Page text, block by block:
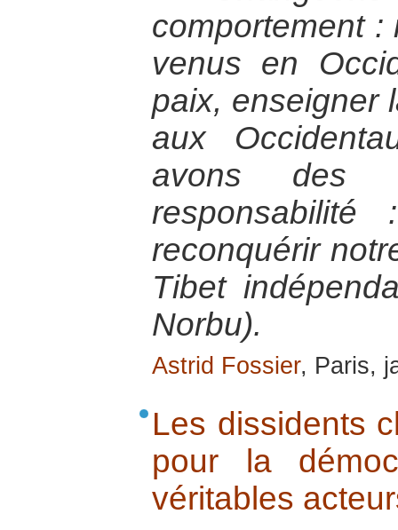
comportement
venus en
paix, enseigner
aux
avons des
reconquérir
Tibet
Norbu).
Astrid Fossier, Paris,
Les dissidents
pour la
véritables